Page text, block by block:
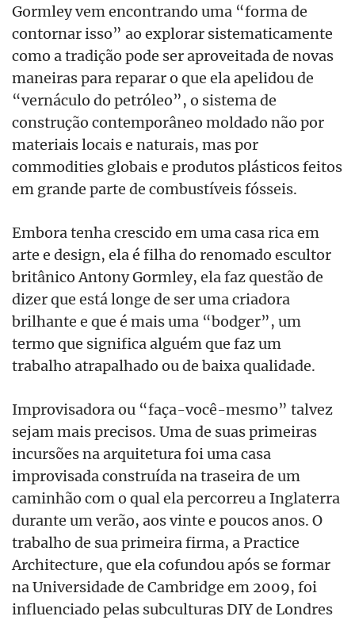
Gormley vem encontrando uma “forma de
contornar isso” ao explorar sistematicamente
como a tradição pode ser aproveitada de novas
maneiras para reparar o que ela apelidou de
“vernáculo do petróleo”, o sistema de
construção contemporâneo moldado não por
materiais locais e naturais, mas por
commodities globais e produtos plásticos feitos
em grande parte de combustíveis fósseis.
Embora tenha crescido em uma casa rica em
arte e design, ela é filha do renomado escultor
britânico Antony Gormley, ela faz questão de
dizer que está longe de ser uma criadora
brilhante e que é mais uma “bodger”, um
termo que significa alguém que faz um
trabalho atrapalhado ou de baixa qualidade.
Improvisadora ou “faça-você-mesmo” talvez
sejam mais precisos. Uma de suas primeiras
incursões na arquitetura foi uma casa
improvisada construída na traseira de um
caminhão com o qual ela percorreu a Inglaterra
durante um verão, aos vinte e poucos anos. O
trabalho de sua primeira firma, a Practice
Architecture, que ela cofundou após se formar
na Universidade de Cambridge em 2009, foi
influenciado pelas subculturas DIY de Londres